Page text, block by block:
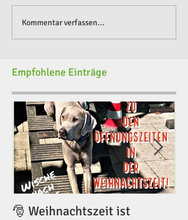
Kommentar verfassen...
Empfohlene Einträge
🎅 Weihnachtszeit ist